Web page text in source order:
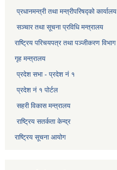
प्रधानमन्त्री तथा मन्त्रीपरिषद्को कार्यालय
सञ्‍चार तथा सूचना प्रविधि मन्त्रालय
राष्ट्रिय परिचयपत्र तथा पञ्जीकरण विभाग​
गृह मन्त्रालय
प्रदेश सभा - प्रदेश नं १
प्रदेश नं १ पोर्टल
सहरी विकास मन्त्रालय
राष्ट्रिय सतर्कता केन्द्र
राष्ट्रिय सूचना आयोग